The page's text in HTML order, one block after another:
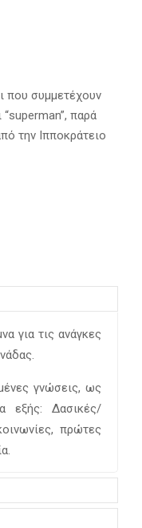
που συμμετέχουν
παρά
την Ιπποκράτειο
για τις ανάγκες
γνώσεις, ως
εξής: Δασικές/
πρώτες